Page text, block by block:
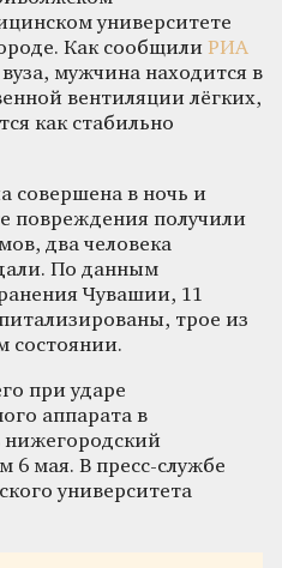
университете
Как сообщили РИА
мужчина находится в
вентиляции лёгких,
как стабильно
совершена в ночь и
повреждения получили
два человека
По данным
Чувашии, 11
трое из
состоянии.
при ударе
аппарата в
нижегородский
6 мая. В пресс-службе
университета